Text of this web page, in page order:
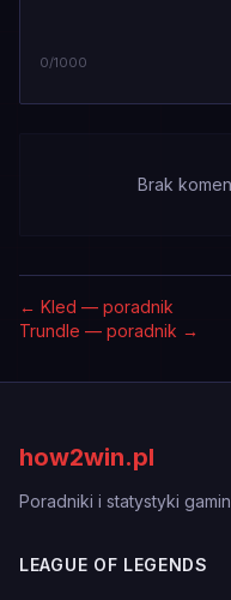
0/1000
Brak
← Kled — poradnik
Trundle — poradnik →
how2win.pl
Poradniki i statystyki
LEAGUE OF LEGENDS